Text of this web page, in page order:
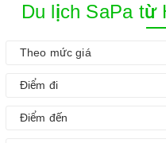
Du lịch SaPa từ
Theo mức giá
Điểm đi
Điểm đến